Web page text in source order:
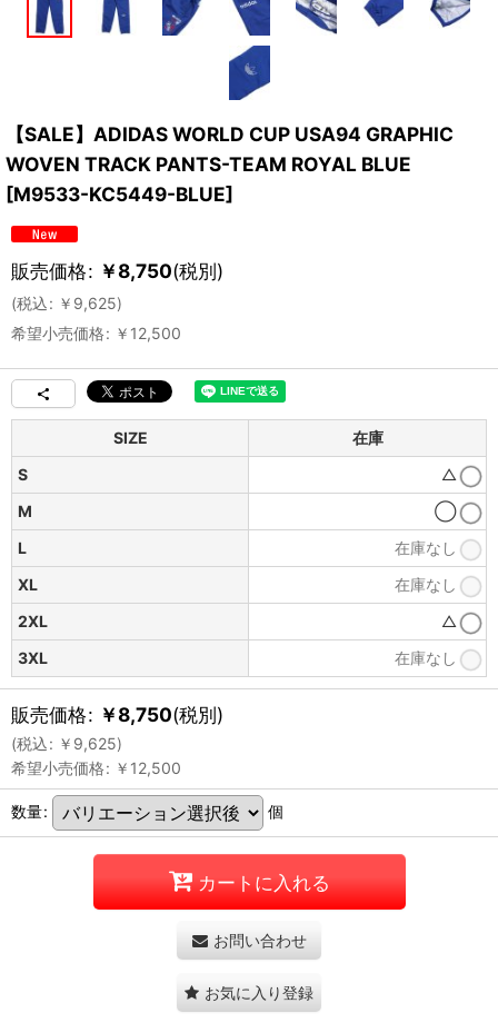
【SALE】ADIDAS WORLD CUP USA94 GRAPHIC
WOVEN TRACK PANTS-TEAM ROYAL BLUE
[M9533-KC5449-BLUE]
販売価格: ￥8,750(税別)
(税込: ￥ 9,625)
希望小売価格: ￥ 12,500
SIZE
在庫
S
△
M
◯
L
在庫なし
XL
在庫なし
2XL
△
3XL
在庫なし
販売価格: ￥8,750(税別)
(税込: ￥ 9,625)
希望小売価格: ￥ 12,500
数量: 個
カートに入れる
お問い合わせ
お気に入り登録